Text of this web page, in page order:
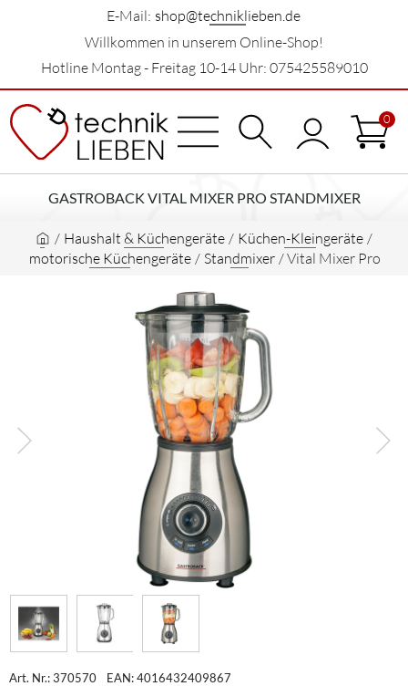
E-Mail: shop@techniklieben.de
Willkommen in unserem Online-Shop!
Hotline Montag - Freitag 10-14 Uhr: 075425589010
0
GASTROBACK VITAL MIXER PRO STANDMIXER
/ Haushalt & Küchengeräte / Küchen-Kleingeräte /
motorische Küchengeräte / Standmixer /Vital Mixer Pro
Art. Nr.: 370570 EAN: 4016432409867